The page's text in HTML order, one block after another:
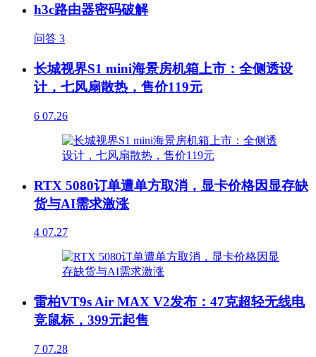
h3c路由器密码破解
问答 3
长城视界S1 mini海景房机箱上市：全侧透设
计，七风扇散热，售价119元
6 07.26
RTX 5080订单遭单方取消，显卡价格因显存缺
货与AI需求激涨
4 07.27
雷柏VT9s Air MAX V2发布：47克超轻无线电
竞鼠标，399元起售
7 07.28